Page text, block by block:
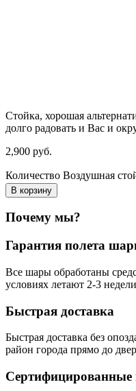
Стойка, хорошая
долго радовать и Вас и
2,900 руб.
Количество Воздушная
В корзину
Почему мы?
Гарантия полета
Все шары обработаны
условиях летают 2-3 недели
Быстрая доставка
Быстрая доставка без
район города прямо до